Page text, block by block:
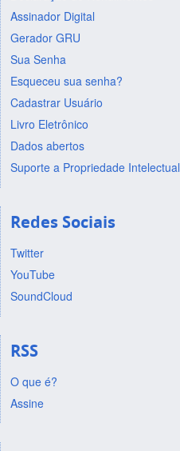
Assinador Digital
Gerador GRU
Sua Senha
Esqueceu sua senha?
Cadastrar Usuário
Livro Eletrônico
Dados abertos
Suporte a Propriedade Intelectual
Redes Sociais
Twitter
YouTube
SoundCloud
RSS
O que é?
Assine